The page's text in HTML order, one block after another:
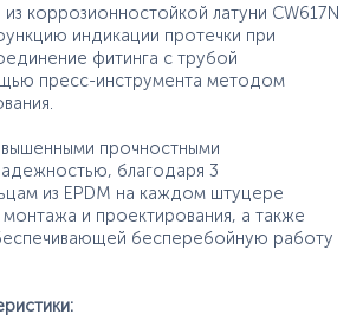
коррозионностойкой латуни CW617N
индикации протечки при
фитинга с трубой
пресс-инструмента методом
прочностными
благодаря 3
из EPDM на каждом штуцере
и проектирования, а также
бесперебойную работу